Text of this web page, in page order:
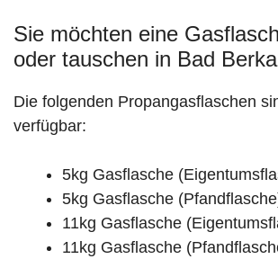
Sie möchten eine
oder tauschen in Bad
Die folgenden Propangasflaschen
verfügbar:
5kg Gasflasche
5kg Gasflasche
11kg Gasflasche
11kg Gasflasche